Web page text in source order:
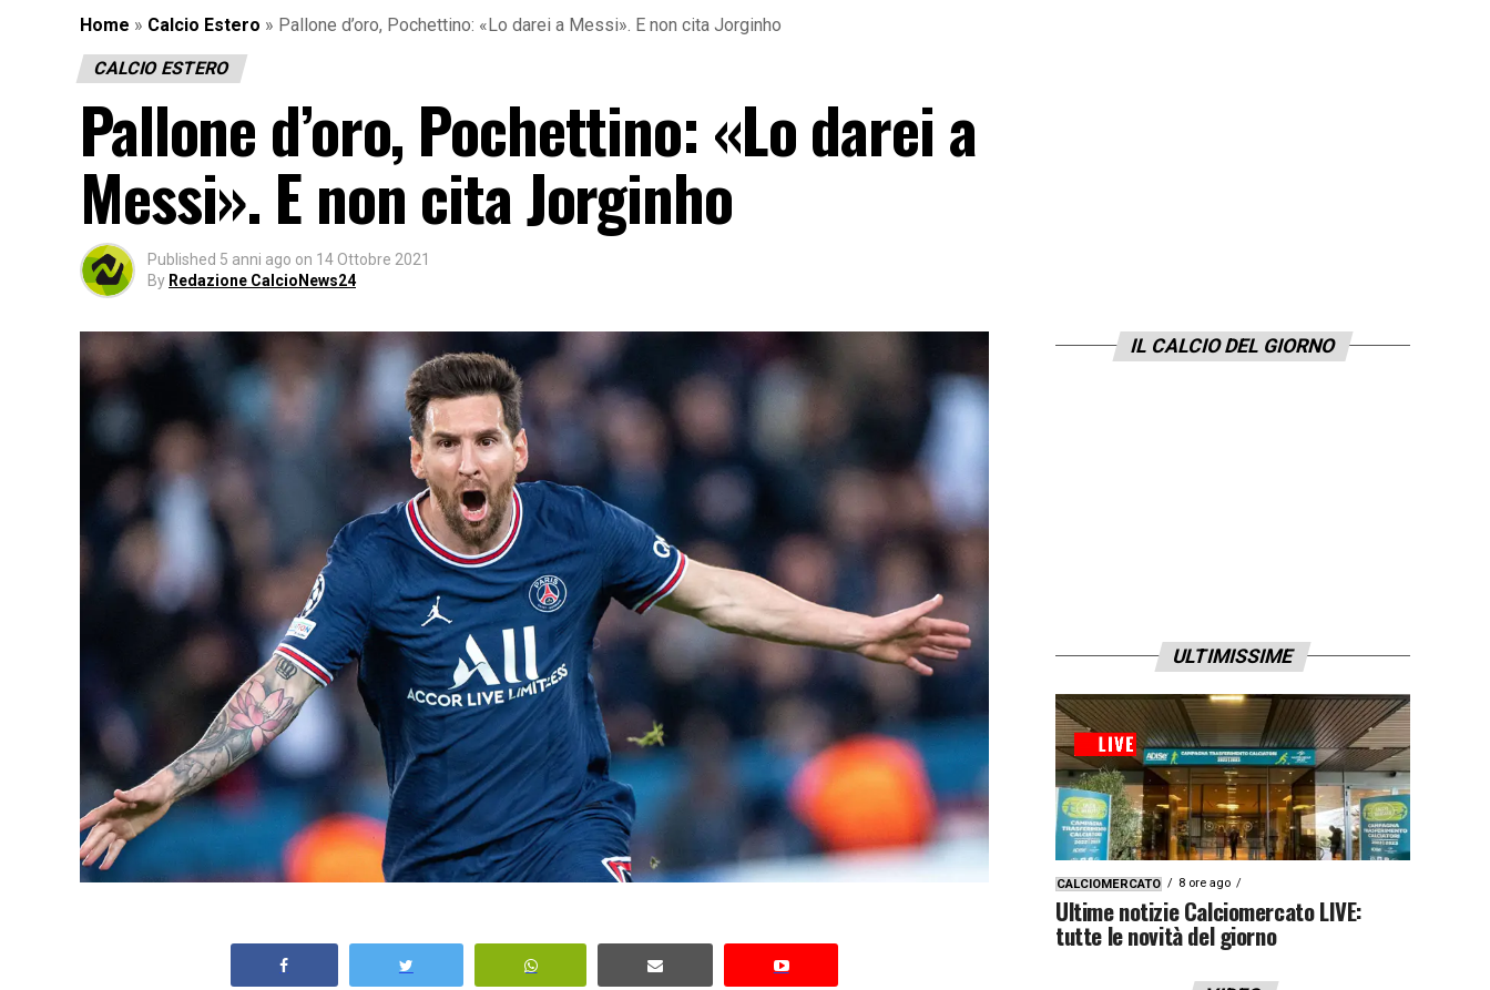
Home » Calcio Estero » Pallone d’oro, Pochettino: «Lo darei a Messi». E non cita Jorginho
CALCIO ESTERO
Pallone d’oro, Pochettino: «Lo darei a
Messi». E non cita Jorginho
Published 5 anni ago on 14 Ottobre 2021
By Redazione CalcioNews24
IL CALCIO DEL GIORNO
ULTIMISSIME
CALCIOMERCATO 8 ore ago
Ultime notizie Calciomercato LIVE:
tutte le novità del giorno